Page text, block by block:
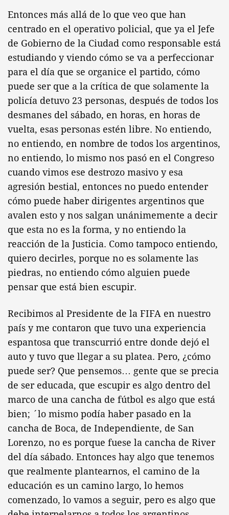
Entonces más allá de lo que veo que han
centrado en el operativo policial, que ya el Jefe
de Gobierno de la Ciudad como responsable está
estudiando y viendo cómo se va a perfeccionar
para el día que se organice el partido, cómo
puede ser que a la crítica de que solamente la
policía detuvo 23 personas, después de todos los
desmanes del sábado, en horas, en horas de
vuelta, esas personas estén libre. No entiendo,
no entiendo, en nombre de todos los argentinos,
no entiendo, lo mismo nos pasó en el Congreso
cuando vimos ese destrozo masivo y esa
agresión bestial, entonces no puedo entender
cómo puede haber dirigentes argentinos que
avalen esto y nos salgan unánimemente a decir
que esta no es la forma, y no entiendo la
reacción de la Justicia. Como tampoco entiendo,
quiero decirles, porque no es solamente las
piedras, no entiendo cómo alguien puede
pensar que está bien escupir.
Recibimos al Presidente de la FIFA en nuestro
país y me contaron que tuvo una experiencia
espantosa que transcurrió entre donde dejó el
auto y tuvo que llegar a su platea. Pero, ¿cómo
puede ser? Que pensemos… gente que se precia
de ser educada, que escupir es algo dentro del
marco de una cancha de fútbol es algo que está
bien; ´lo mismo podía haber pasado en la
cancha de Boca, de Independiente, de San
Lorenzo, no es porque fuese la cancha de River
del día sábado. Entonces hay algo que tenemos
que realmente plantearnos, el camino de la
educación es un camino largo, lo hemos
comenzado, lo vamos a seguir, pero es algo que